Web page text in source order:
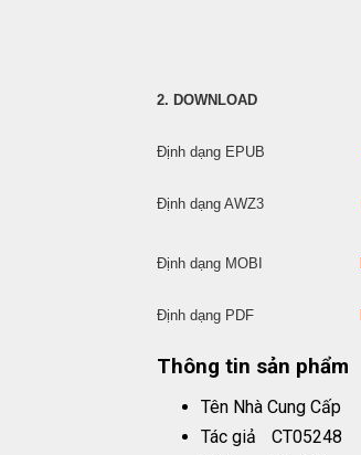
2. DOWNLOAD
Định dạng EPUB
Định dạng AWZ3
Định dạng MOBI
Định dạng PDF
Thông tin sản phẩm
Tên Nhà Cung Cấp
Tác giả
CT05248